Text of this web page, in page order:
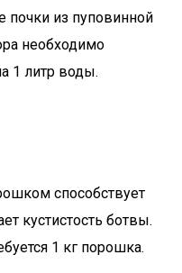
почки из пуповинной
необходимо
1 литр воды.
способствует
кустистость ботвы.
1 кг порошка.